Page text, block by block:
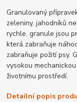
Granulovaný
zeleniny, jahodníků
rychle, granule jsou
která zabraňuje
zabraňuje požití psy.
vysokou
životnímu prostředí.
Detailní popis